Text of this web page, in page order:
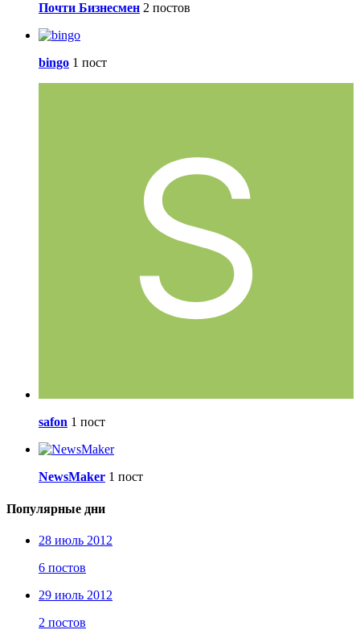
Почти Бизнесмен 2 постов
bingo 1 пост
safon 1 пост
NewsMaker 1 пост
Популярные дни
28 июль 2012
6 постов
29 июль 2012
2 постов